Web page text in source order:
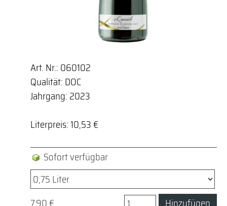
Art. Nr.: 060102
Qualität: DOC
Jahrgang: 2023
Literpreis: 10,53 €
Sofort verfügbar